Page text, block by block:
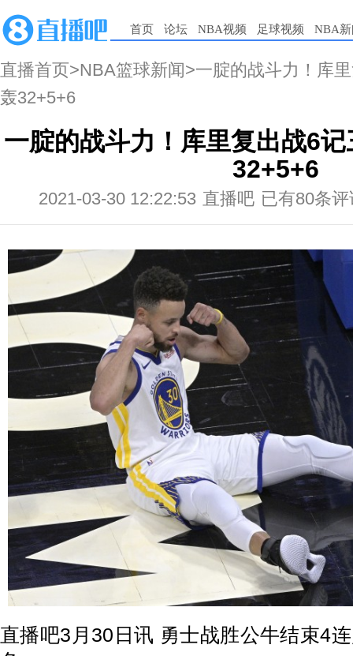
首页 论坛 NBA视频 足球视频 NBA
直播首页>NBA篮球新闻>一腚的战斗力！库
轰32+5+6
一腚的战斗力！库里复出战6
32+5+6
2021-03-30 12:22:53 直播吧 已有80条评
直播吧3月30日讯 勇士战胜公牛结束4